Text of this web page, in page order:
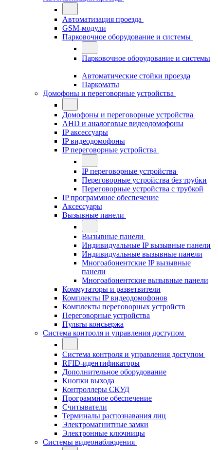
Автоматизация проезда
GSM-модули
Парковочное оборудование и системы
Парковочное оборудование и системы
Автоматические стойки проезда
Паркоматы
Домофоны и переговорные устройства
Домофоны и переговорные устройства
AHD и аналоговые видеодомофоны
IP аксессуары
IP видеодомофоны
IP переговорные устройства
IP переговорные устройства
Переговорные устройства без трубки
Переговорные устройства с трубкой
IP программное обеспечение
Аксессуары
Вызывные панели
Вызывные панели
Индивидуальные IP вызывные панели
Индивидуальные вызывные панели
Многоабонентские IP вызывные
панели
Многоабонентские вызывные панели
Коммутаторы и разветвители
Комплекты IP видеодомофонов
Комплекты переговорных устройств
Переговорные устройства
Пульты консьержа
Система контроля и управления доступом
Система контроля и управления доступом
RFID-идентификаторы
Дополнительное оборудование
Кнопки выхода
Контроллеры СКУД
Программное обеспечение
Считыватели
Терминалы распознавания лиц
Электромагнитные замки
Электронные ключницы
Системы видеонаблюдения